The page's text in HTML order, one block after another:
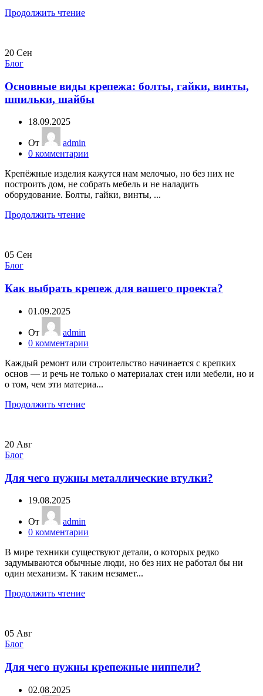
Продолжить чтение
20 Сен
Блог
Основные виды крепежа: болты, гайки, винты,
шпильки, шайбы
18.09.2025
От
admin
0 комментарии
Крепёжные изделия кажутся нам мелочью, но без них не
построить дом, не собрать мебель и не наладить
оборудование. Болты, гайки, винты, ...
Продолжить чтение
05 Сен
Блог
Как выбрать крепеж для вашего проекта?
01.09.2025
От
admin
0 комментарии
Каждый ремонт или строительство начинается с крепких
основ — и речь не только о материалах стен или мебели, но и
о том, чем эти материа...
Продолжить чтение
20 Авг
Блог
Для чего нужны металлические втулки?
19.08.2025
От
admin
0 комментарии
В мире техники существуют детали, о которых редко
задумываются обычные люди, но без них не работал бы ни
один механизм. К таким незамет...
Продолжить чтение
05 Авг
Блог
Для чего нужны крепежные ниппели?
02.08.2025